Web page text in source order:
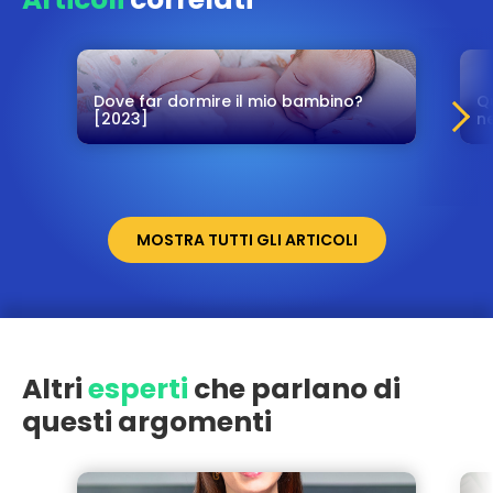
Dove far dormire il mio bambino?
[2023]
MOSTRA TUTTI GLI ARTICOLI
Altriesperti che parlano di
questi argomenti